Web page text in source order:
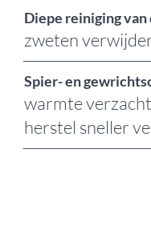
Diepe reiniging van
zweten
Spier- en
warmte
herstel sneller